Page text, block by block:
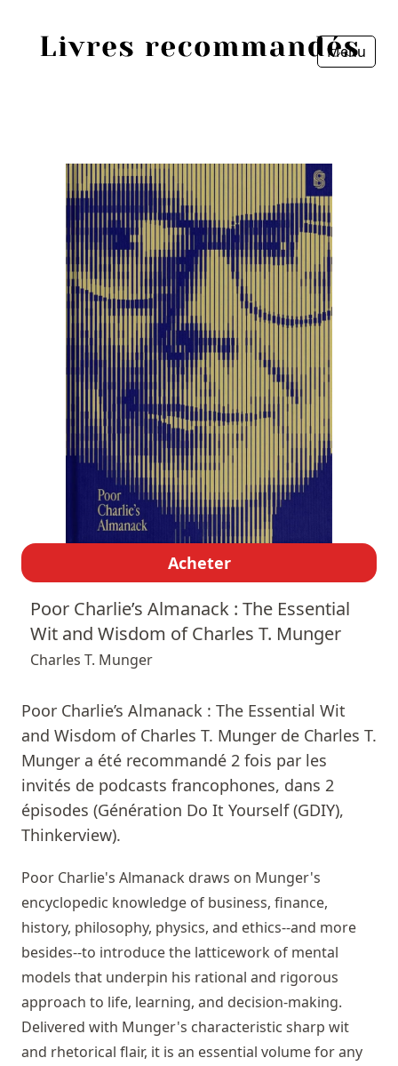
Menu
Acheter
Poor Charlie’s Almanack : The Essential
Wit and Wisdom of Charles T. Munger
Charles T. Munger
Poor Charlie’s Almanack : The Essential Wit
and Wisdom of Charles T. Munger de Charles T.
Munger a été recommandé 2 fois par les
invités de podcasts francophones, dans 2
épisodes (Génération Do It Yourself (GDIY),
Thinkerview).
Poor Charlie's Almanack draws on Munger's
encyclopedic knowledge of business, finance,
history, philosophy, physics, and ethics--and more
besides--to introduce the latticework of mental
models that underpin his rational and rigorous
approach to life, learning, and decision-making.
Delivered with Munger's characteristic sharp wit
and rhetorical flair, it is an essential volume for any
Sources
Personnes
Livres
Livres les plus recommandés
Prix littéraires
Fermer